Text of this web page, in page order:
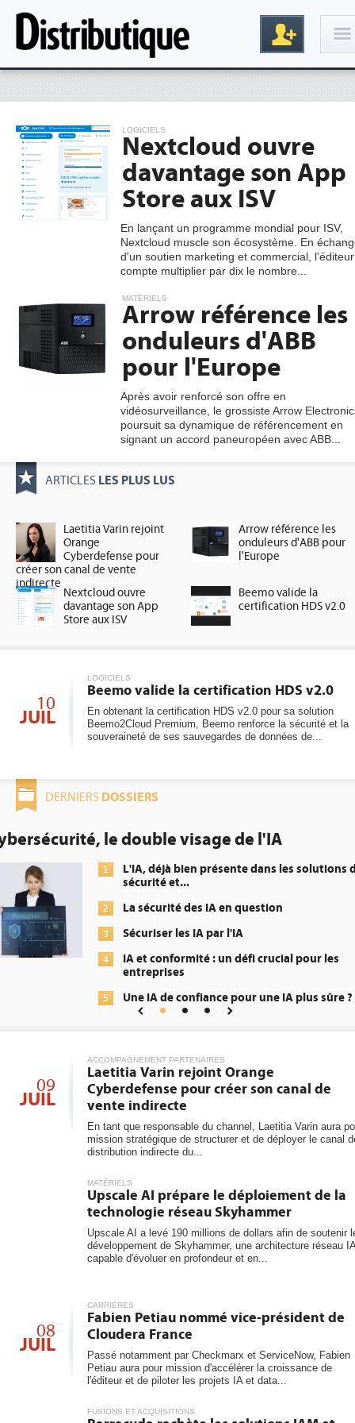
Inscription
gratuite
LOGICIELS
Nextcloud ouvre
davantage son App
Store aux ISV
En lançant un programme mondial pour ISV,
Nextcloud muscle son écosystème. En
d'un soutien marketing et commercial, l'éditeur
compte multiplier par dix le nombre...
MATÉRIELS
Arrow référence les
onduleurs d'ABB
pour l'Europe
Après avoir renforcé son offre en
vidéosurveillance, le grossiste Arrow
poursuit sa dynamique de référencement en
signant un accord paneuropéen avec ABB...
ARTICLES LES PLUS LUS
Laetitia Varin rejoint
Orange
Cyberdefense pour
créer son canal de vente
indirecte
Arrow référence les
onduleurs d'ABB pour
l'Europe
Nextcloud ouvre
davantage son App
Store aux ISV
Beemo valide la
certification HDS v2.0
10
JUIL
LOGICIELS
Beemo valide la certification HDS v2.0
En obtenant la certification HDS v2.0 pour sa solution
Beemo2Cloud Premium, Beemo renforce la sécurité et la
souveraineté de ses sauvegardes de données de...
DERNIERS DOSSIERS
de
les
DEE: l'efficacité énergétique
obligation pour les datacenters
transformer...
3
Un outillage et des
4 Phocea DC dans les
6
Trimestriels IBM :
les...
09
JUIL
ACCOMPAGNEMENT PARTENAIRES
Laetitia Varin rejoint Orange
Cyberdefense pour créer son canal de
vente indirecte
En tant que responsable du channel, Laetitia Varin aura
mission stratégique de structurer et de déployer le canal
distribution indirecte du...
MATÉRIELS
Upscale AI prépare le déploiement de la
technologie réseau Skyhammer
Upscale AI a levé 190 millions de dollars afin de soutenir
développement de Skyhammer, une architecture réseau IA
capable d'évoluer en profondeur et en...
08
JUIL
CARRIÈRES
Fabien Petiau nommé vice-président de
Cloudera France
Passé notamment par Checkmarx et ServiceNow, Fabien
Petiau aura pour mission d'accélérer la croissance de
l'éditeur et de piloter les projets IA et data...
FUSIONS ET ACQUISITIONS